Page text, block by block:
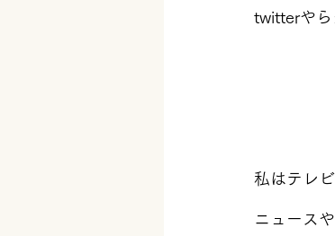
twitterやら
私はテレ
ニュース